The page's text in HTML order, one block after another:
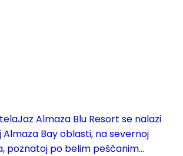
Almaza Blu Resort se nalazi
Almaza Bay oblasti, na severnoj
poznatoj po belim peščanim...